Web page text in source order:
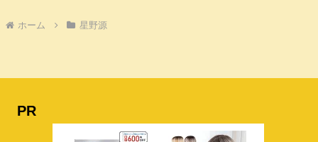
ホーム 星野源
PR